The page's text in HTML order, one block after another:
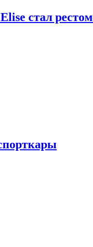
стал